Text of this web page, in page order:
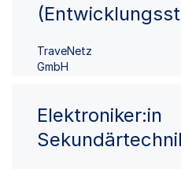
TraveNetz
GmbH
Elektroniker:in